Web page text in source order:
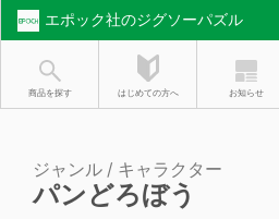
エポック社のジグソーパズル
商品を探す はじめての方へ お知らせ
ジャンル / キャラクター
パンどろぼう